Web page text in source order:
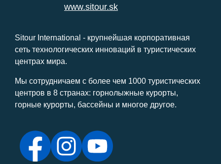
www.sitour.sk
Sitour International - крупнейшая корпоративная
сеть технологических инноваций в туристических
центрах мира.
Мы сотрудничаем с более чем 1000 туристических
центров в 8 странах: горнолыжные курорты,
горные курорты, бассейны и многое другое.